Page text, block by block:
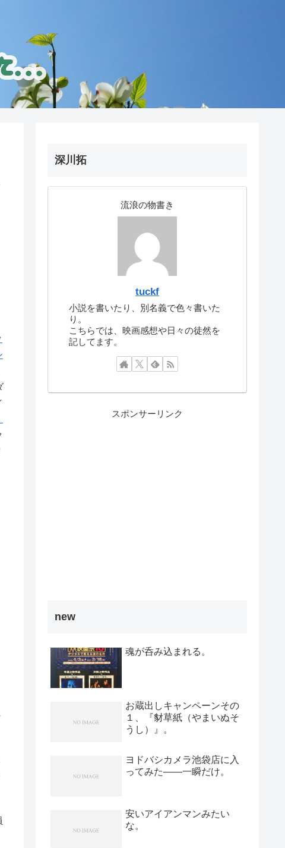
深川拓
流浪の物書き
tuckf
小説を書いたり、別名義で色々書いた
り。
こちらでは、映画感想や日々の徒然を
記してます。
スポンサーリンク
new
魂が呑み込まれる。
お蔵出しキャンペーンその
１、『豺草紙（やまいぬそ
うし）』。
ヨドバシカメラ池袋店に入
ってみた――一瞬だけ。
安いアイアンマンみたい
な。